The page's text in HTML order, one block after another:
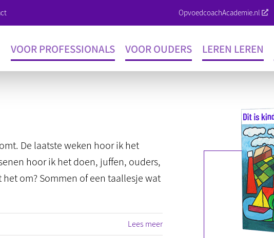
OpvoedcoachAcademie.nl
VOOR PROFESSIONALS VOOR OUDERS LEREN LEREN
De laatste weken hoor ik het
hoor ik het doen, juffen, ouders,
om? Sommen of een taallesje wat
Lees meer